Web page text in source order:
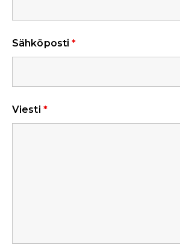
Sähköposti*
Viesti *